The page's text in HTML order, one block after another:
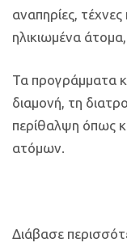
αναπηρίες,
ηλικιωμένα
Τα προγράμματα
διαμονή, τη
περίθαλψη όπως
ατόμων.
Διάβασε